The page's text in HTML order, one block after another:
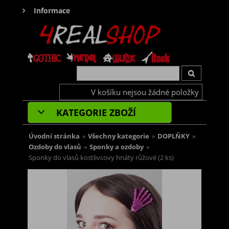
Informace
V košíku nejsou žádné položky
KATEGORIE ZBOŽÍ
Úvodní stránka » Všechny kategorie » DOPLŇKY »
Ozdoby do vlasů » Sponky a ozdoby »
Sponky do vlasů kostlivcovy hnáty růžové (2 ks)